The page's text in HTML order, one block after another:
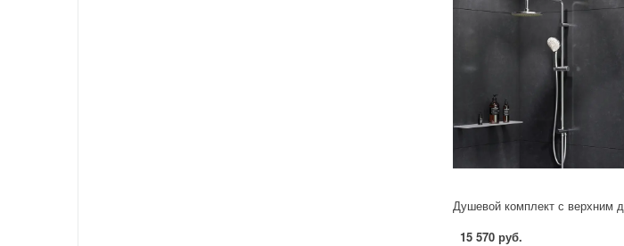
15 570 руб.